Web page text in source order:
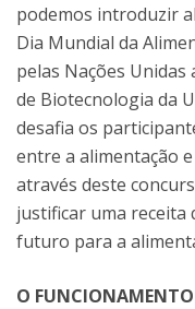
podemos introduzir
Dia Mundial da
pelas Nações
de Biotecnologia da
desafia os
entre a alimentação
através deste
justificar uma receita
futuro para a
O FUNCIONAMENTO